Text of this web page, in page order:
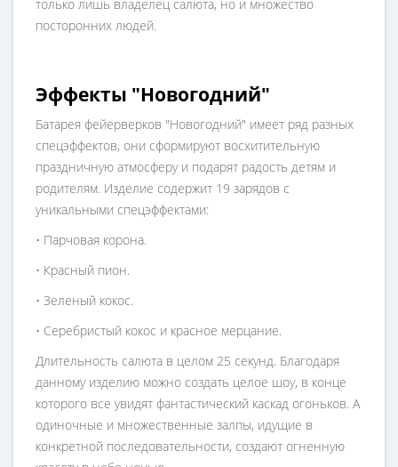
только лишь владелец салюта, но и множество
посторонних людей.
Эффекты "Новогодний"
Батарея фейерверков "Новогодний" имеет ряд разных
спецэффектов, они сформируют восхитительную
праздничную атмосферу и подарят радость детям и
родителям. Изделие содержит 19 зарядов с
уникальными спецэффектами:
• Парчовая корона.
• Красный пион.
• Зеленый кокос.
• Серебристый кокос и красное мерцание.
Длительность салюта в целом 25 секунд. Благодаря
данному изделию можно создать целое шоу, в конце
которого все увидят фантастический каскад огоньков. А
одиночные и множественные залпы, идущие в
конкретной последовательности, создают огненную